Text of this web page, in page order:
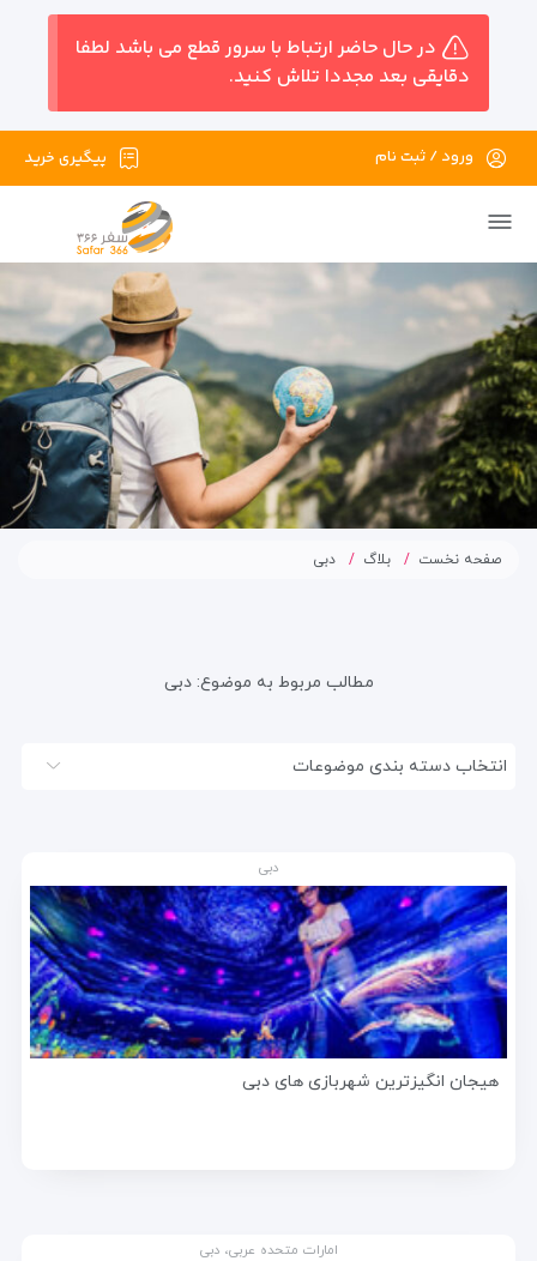
در حال حاضر ارتباط با سرور قطع می باشد لطفا
دقایقی بعد مجددا تلاش کنید.
پیگیری خرید ورود / ثبت نام
صفحه نخست بلاگ دبی
مطالب مربوط به موضوع:دبی
انتخاب دسته بندی موضوعات
دبی
هیجان انگیزترین شهربازی های دبی
امارات متحده عربی، دبی